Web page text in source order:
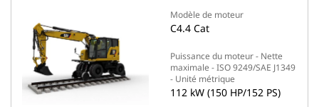
Modèle de moteur
C4.4 Cat
Puissance du moteur - Nette
maximale - ISO 9249/SAE J1349
- Unité métrique
112 kW (150 HP/152 PS)